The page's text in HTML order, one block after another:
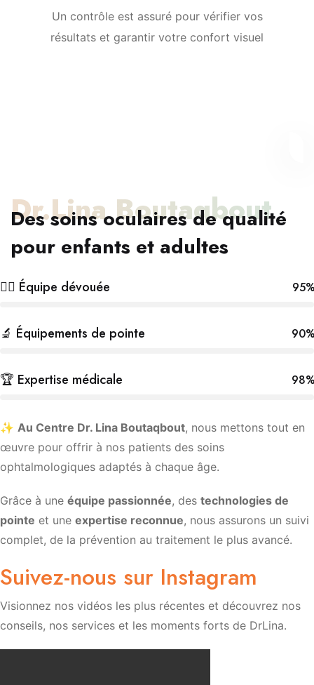
Un contrôle est assuré pour vérifier vos
résultats et garantir votre confort visuel
Dr.Lina Boutaqbout
Des soins oculaires de qualité
pour enfants et adultes
👩‍⚕️ Équipe dévouée
🔬 Équipements de pointe
🏆 Expertise médicale
✨ Au Centre Dr. Lina Boutaqbout, nous mettons tout en
œuvre pour offrir à nos patients des soins
ophtalmologiques adaptés à chaque âge.
Grâce à une équipe passionnée, des technologies de
pointe et une expertise reconnue, nous assurons un suivi
complet, de la prévention au traitement le plus avancé.
Suivez-nous sur Instagram
Visionnez nos vidéos les plus récentes et découvrez nos
conseils, nos services et les moments forts de DrLina.